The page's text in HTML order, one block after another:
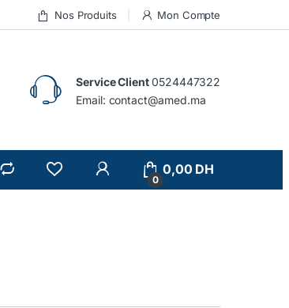
Nos Produits Mon Compte
Service Client 0524447322
Email: contact@amed.ma
0
0,00 DH